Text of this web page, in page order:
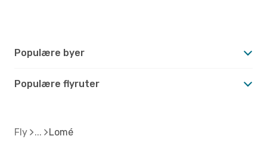
Populære byer
Populære flyruter
Fly Lomé